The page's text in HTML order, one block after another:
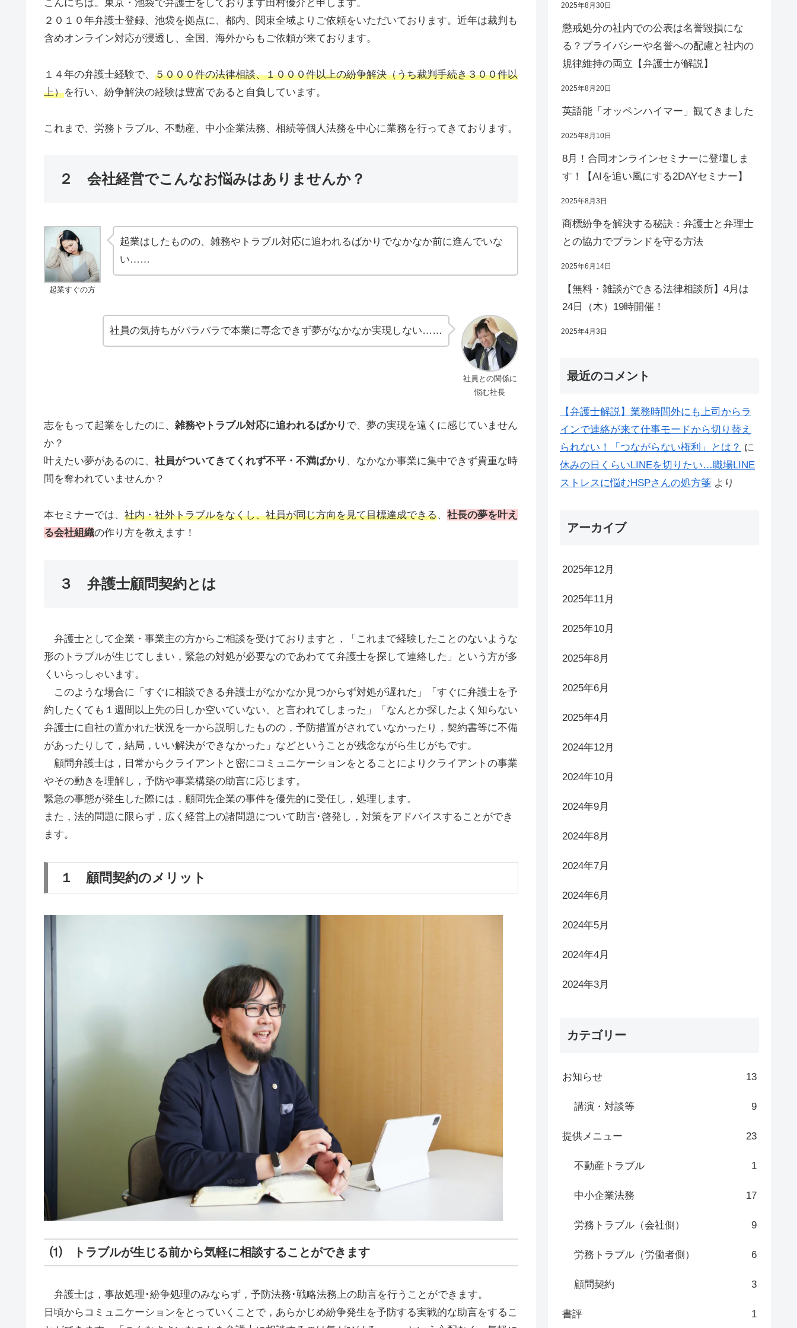
こんにちは。東京・池袋で弁護士をしております田村優介と申します。
２０１０年弁護士登録、池袋を拠点に、都内、関東全域よりご依頼をいただいております。近年は裁判も
含めオンライン対応が浸透し、全国、海外からもご依頼が来ております。
１４年の弁護士経験で、 ５０００件の法律相談、１０００件以上の紛争解決（うち裁判手続き３００件以
上）を行い、紛争解決の経験は豊富であると自負しています。
これまで、労務トラブル、不動産、中小企業法務、相続等個人法務を中心に業務を行ってきております。
２ 会社経営でこんなお悩みはありませんか？
起業すぐの方
起業はしたものの、雑務やトラブル対応に追われるばかりでなかなか前に進んでいな
い……
社員との関係に
悩む社長
社員の気持ちがバラバラで本業に専念できず夢がなかなか実現しない……
志をもって起業をしたのに、 雑務やトラブル対応に追われるばかり で、夢の実現を遠くに感じていません
か？
叶えたい夢があるのに、 社員がついてきてくれず不平・不満ばかり 、なかなか事業に集中できず貴重な時
間を奪われていませんか？
本セミナーでは、 社内・社外トラブルをなくし、社員が同じ方向を見て目標達成できる、 社長の夢を叶え
る会社組織の作り方を教えます！
３ 弁護士顧問契約とは
弁護士として企業・事業主の方からご相談を受けておりますと，「これまで経験したことのないような
形のトラブルが生じてしまい，緊急の対処が必要なのであわてて弁護士を探して連絡した」という方が多
くいらっしゃいます。
このような場合に「すぐに相談できる弁護士がなかなか見つからず対処が遅れた」「すぐに弁護士を予
約したくても１週間以上先の日しか空いていない、と言われてしまった」「なんとか探したよく知らない
弁護士に自社の置かれた状況を一から説明したものの，予防措置がされていなかったり，契約書等に不備
があったりして，結局，いい解決ができなかった」などということが残念ながら生じがちです。
顧問弁護士は，日常からクライアントと密にコミュニケーションをとることによりクライアントの事業
やその動きを理解し，予防や事業構築の助言に応じます。
緊急の事態が発生した際には，顧問先企業の事件を優先的に受任し，処理します。
また，法的問題に限らず，広く経営上の諸問題について助言･啓発し，対策をアドバイスすることができ
ます。
１ 顧問契約のメリット
⑴ トラブルが生じる前から気軽に相談することができます
弁護士は，事故処理･紛争処理のみならず，予防法務･戦略法務上の助言を行うことができます。
日頃からコミュニケーションをとっていくことで，あらかじめ紛争発生を予防する実戦的な助言をするこ
2025年8月30日
懲戒処分の社内での公表は名誉毀損にな
る？プライバシーや名誉への配慮と社内の
規律維持の両立【弁護士が解説】
2025年8月20日
英語能「オッペンハイマー」観てきました
2025年8月10日
8月！合同オンラインセミナーに登壇しま
す！【AIを追い風にする2DAYセミナー】
2025年8月3日
商標紛争を解決する秘訣：弁護士と弁理士
との協力でブランドを守る方法
2025年6月14日
【無料・雑談ができる法律相談所】4月は
24日（木）19時開催！
2025年4月3日
最近のコメント
【弁護士解説】業務時間外にも上司からラ
インで連絡が来て仕事モードから切り替え
られない！「つながらない権利」とは？ に
休みの日くらいLINEを切りたい…職場LINE
ストレスに悩むHSPさんの処方箋 より
アーカイブ
2025年12月
2025年11月
2025年10月
2025年8月
2025年6月
2025年4月
2024年12月
2024年10月
2024年9月
2024年8月
2024年7月
2024年6月
2024年5月
2024年4月
2024年3月
カテゴリー
お知らせ 13
講演・対談等 9
提供メニュー 23
不動産トラブル 1
中小企業法務 17
労務トラブル（会社側） 9
労務トラブル（労働者側） 6
顧問契約 3
書評 1